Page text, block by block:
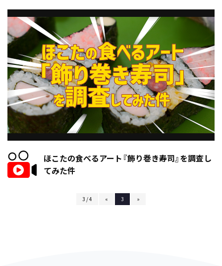
ほこたの食べるアート『飾り巻き寿司』を調査し
てみた件
3 / 4 « 3 »